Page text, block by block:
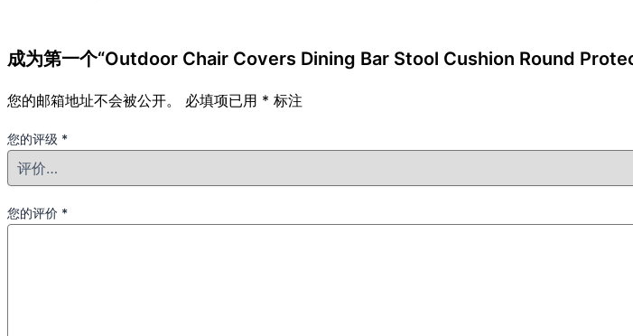
成为第一个“Outdoor Chair Covers Dining Bar Stool Cushion Round
您的邮箱地址不会被公开。 必填项已用 * 标注
您的评级 *
您的评价 *